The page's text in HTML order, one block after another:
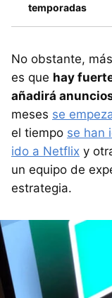
temporadas
No obstante,
es que hay
añadirá
meses se
el tiempo se han
ido a Netflix y
un equipo de
estrategia.